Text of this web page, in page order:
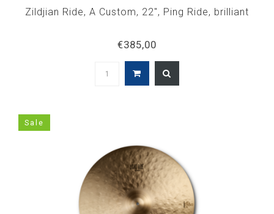
Zildjian Ride, A Custom, 22", Ping Ride, brilliant
€385,00
Sale